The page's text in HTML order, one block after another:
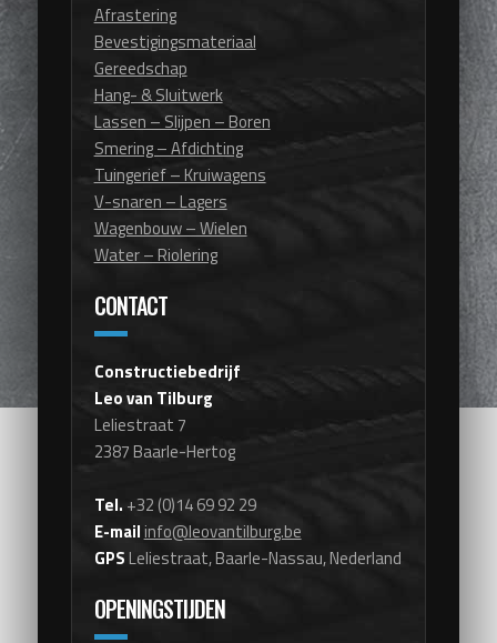
Afrastering
Bevestigingsmateriaal
Gereedschap
Hang- & Sluitwerk
Lassen – Slijpen – Boren
Smering – Afdichting
Tuingerief – Kruiwagens
V-snaren – Lagers
Wagenbouw – Wielen
Water – Riolering
CONTACT
Constructiebedrijf
Leo van Tilburg
Leliestraat 7
2387 Baarle-Hertog
Tel. +32 (0)14 69 92 29
E-mailinfo@leovantilburg.be
GPSLeliestraat, Baarle-Nassau, Nederland
OPENINGSTIJDEN